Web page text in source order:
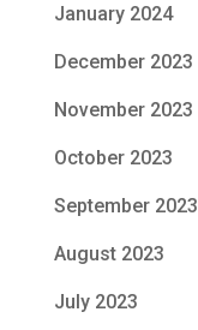
January 2024
December 2023
November 2023
October 2023
September 2023
August 2023
July 2023